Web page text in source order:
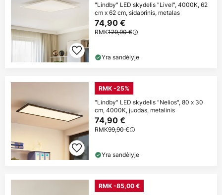
"Lindby" LED skydelis "Livel", 4000K, 62
cm x 62 cm, sidabrinis, metalas
74,90 €
RMK129,90 €
Yra sandėlyje
RMK -25%
"Lindby" LED skydelis "Nelios", 80 x 30
cm, 4000K, juodas, metalinis
74,90 €
RMK99,90 €
Yra sandėlyje
RMK -85,00 €